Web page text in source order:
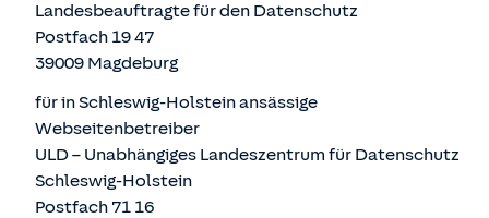
Landesbeauftragte für den Datenschutz
Postfach 19 47
39009 Magdeburg
für in Schleswig-Holstein ansässige
Webseitenbetreiber
ULD – Unabhängiges Landeszentrum für Datenschutz
Schleswig-Holstein
Postfach 71 16